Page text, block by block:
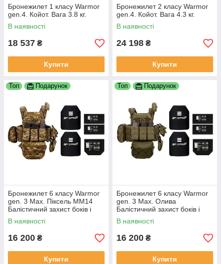
Бронежилет 1 класу Warmor
gen.4. Койот. Вага 3.8 кг.
В наявності
18 537 ₴
Купити
Бронежилет 2 класу Warmor
gen.4. Койот. Вага 4.3 кг.
В наявності
24 198 ₴
Купити
Топ Подарунок
Бронежилет 6 класу Warmor
gen. 3 Max. Піксель ММ14
Балістичний захист боків і
паху.
В наявності
16 200 ₴
Купити
Топ Подарунок
Бронежилет 6 класу Warmor
gen. 3 Max. Олива
Балістичний захист боків і
паху.
В наявності
16 200 ₴
Купити